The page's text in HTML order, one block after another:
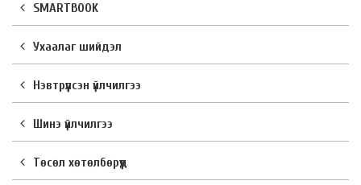
SMARTBOOK
Ухаалаг шийдэл
Нэвтрүүлсэн үйлчилгээ
Шинэ үйлчилгээ
Төсөл хөтөлбөрүүд